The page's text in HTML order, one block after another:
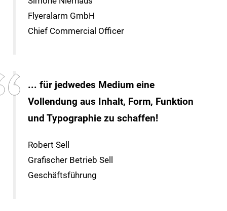
Flyeralarm GmbH
Chief Commercial Officer
... für jedwedes Medium eine
Vollendung aus Inhalt, Form, Funktion
und Typographie zu schaffen!
Robert Sell
Grafischer Betrieb Sell
Geschäftsführung